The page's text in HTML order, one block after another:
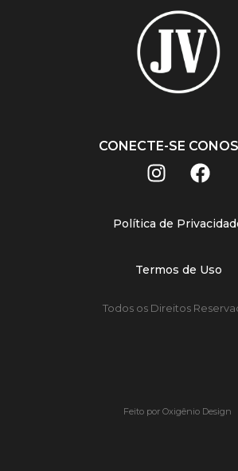
CONECTE-SE
Política de
Termos de Uso
Todos os Direitos
Feito por Oxigênio Design